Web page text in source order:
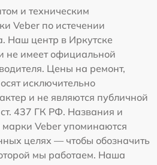
и техническим
Veber по истечении
Наш центр в Иркутске
не имеет официальной
Цены на ремонт,
исключительно
и не являются публичной
437 ГК РФ. Названия и
марки Veber упоминаются
целях — чтобы обозначить
мы работаем. Наша